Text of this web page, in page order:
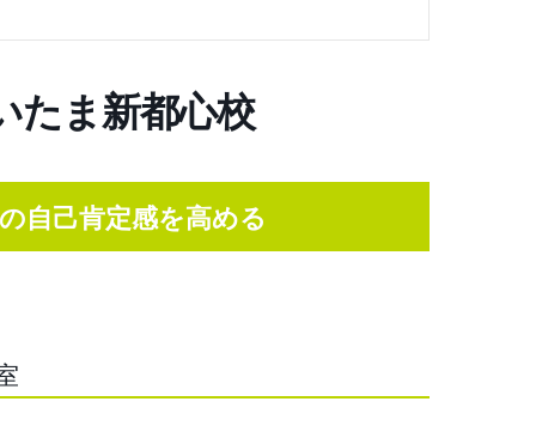
たま新都心校
自己肯定感を高める